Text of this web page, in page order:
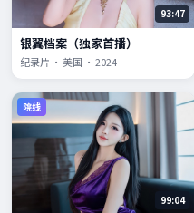
93:47
银翼档案（独家首播）
纪录片 · 美国 · 2024
院线
99:04